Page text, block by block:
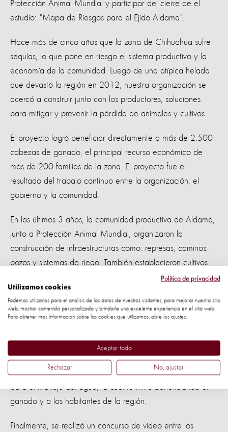
Protección Animal Mundial y participar del cierre de el
estudio: "Mapa de Riesgos para el Ejido Aldama".
Hace más de cinco años que la zona de Chihuahua sufre
sequías, lo que pone en riesgo el sistema productivo y la
economía de la comunidad. Luego de una atípica helada
que devastó la región en 2012, nuestra organización se
acercó a construir junto con los productores, soluciones
para mitigar y prevenir la pérdida de animales y cultivos.
El proyecto logró beneficiar directamente a más de 2.500
cabezas de ganado, el principal recurso económico de
más de 200 familias de la zona. El proyecto fue el
resultado del trabajo continuo entre la organización, el
gobierno y la comunidad.
En los últimos 3 años, la comunidad productiva de Aldama,
junto a Protección Animal Mundial, organizaron la
construcción de infraestructuras como: represas, caminos,
pozos y sistemas de riego. También establecieron cultivos
adaptados a la baja disponibilidad de agua, como: el
nopal, triticale, arbusto carnero, sotol y chamizo.
Como parte de los esfuerzos en mejorar los sistemas de
construcción y rehabilitación de infraestructuras para
recursos hídricos en Aldama, que a su vez movilizó al
gobierno a invertir más de US$600.000 en estructuras
para el manejo del agua, la cual terminó beneficiando al
ganado y a los habitantes de la región.
Finalmente, se realizó un concurso de video entre los
Política de privacidad
Utilizamos cookies
Podemos utilizarlas para el análisis de los datos de nuestros visitantes, para mejorar nuestro sitio
web, mostrar contenido personalizado y brindarle una excelente experiencia en el sitio web.
Para obtener más información sobre las cookies que utilizamos, abre los ajustes.
Aceptar todo
Rechazar No, ajustar